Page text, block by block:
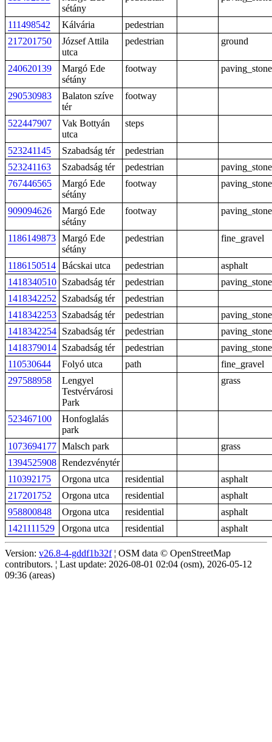
sétány
111498542 Kálvária
pedestrian
217201750
József Attila
utca
pedestrian ground
240620139
Margó Ede
sétány
footway
290530983
Balaton szíve
tér
footway
522447907
Vak Bottyán
utca
steps
523241145 Szabadság tér
pedestrian
523241163
Szabadság tér pedestrian
767446565
Margó Ede
sétány
footway
909094626
Margó Ede
sétány
footway
1186149873 Margó Ede
sétány
pedestrian fine_gravel
1186150514 Bácskai utca pedestrian
asphalt
1418340510 Szabadság tér pedestrian
1418342252
Szabadság tér
pedestrian
1418342253 Szabadság tér pedestrian
1418342254 Szabadság tér pedestrian
1418379014 Szabadság tér pedestrian
110530644
Folyó utca path
fine_gravel
297588958
Lengyel
Testvérvárosi
Park
grass
523467100
Honfoglalás
park
1073694177 Malsch park
grass
1394525908 Rendezvénytér
110392175
Orgona utca residential
asphalt
217201752
Orgona utca residential
asphalt
958800848
Orgona utca residential
asphalt
1421111529
Orgona utca residential asphalt
Version: v26.8-4-gddf1b32f¦ OSM data © OpenStreetMap
contributors. ¦ Last update: 2026-08-01 02:04 (osm), 2026-05-12
09:36 (areas)